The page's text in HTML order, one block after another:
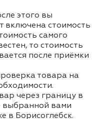
этого вы
включена стоимость
самого
то стоимость
после приёмки
товара на
через границу в
выбранной вами
в Борисоглебск.